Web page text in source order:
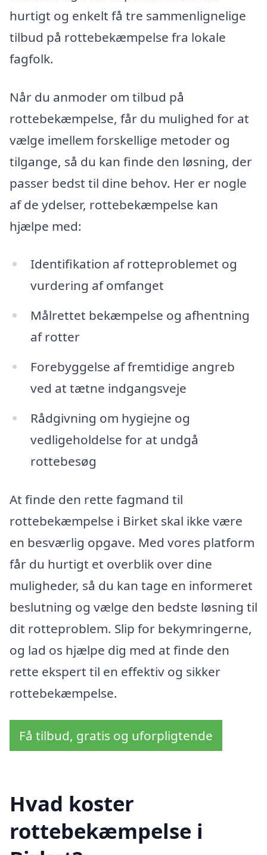
hurtigt og enkelt få tre sammenlignelige
tilbud på rottebekæmpelse fra lokale
fagfolk.
Når du anmoder om tilbud på
rottebekæmpelse, får du mulighed for at
vælge imellem forskellige metoder og
tilgange, så du kan finde den løsning, der
passer bedst til dine behov. Her er nogle
af de ydelser, rottebekæmpelse kan
hjælpe med:
Identifikation af rotteproblemet og
vurdering af omfanget
Målrettet bekæmpelse og afhentning
af rotter
Forebyggelse af fremtidige angreb
ved at tætne indgangsveje
Rådgivning om hygiejne og
vedligeholdelse for at undgå
rottebesøg
At finde den rette fagmand til
rottebekæmpelse i Birket skal ikke være
en besværlig opgave. Med vores platform
får du hurtigt et overblik over dine
muligheder, så du kan tage en informeret
beslutning og vælge den bedste løsning til
dit rotteproblem. Slip for bekymringerne,
og lad os hjælpe dig med at finde den
rette ekspert til en effektiv og sikker
rottebekæmpelse.
Få tilbud, gratis og uforpligtende
Hvad koster
rottebekæmpelse i